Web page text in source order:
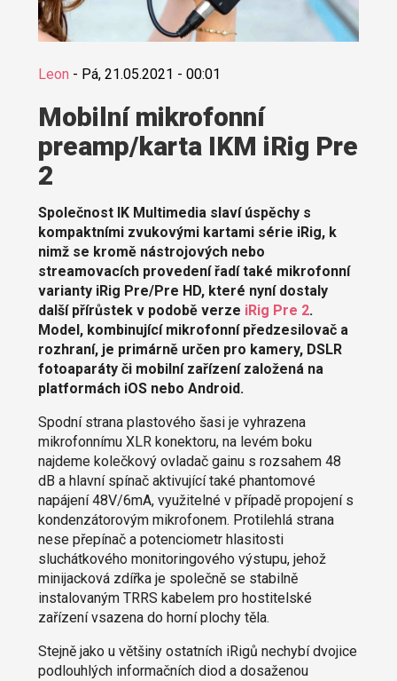
Leon - Pá, 21.05.2021 - 00:01
Mobilní mikrofonní
preamp/karta IKM iRig Pre
2
Společnost IK Multimedia slaví úspěchy s
kompaktními zvukovými kartami série iRig, k
nimž se kromě nástrojových nebo
streamovacích provedení řadí také mikrofonní
varianty iRig Pre/Pre HD, které nyní dostaly
další přírůstek v podobě verze iRig Pre 2.
Model, kombinující mikrofonní předzesilovač a
rozhraní, je primárně určen pro kamery, DSLR
fotoaparáty či mobilní zařízení založená na
platformách iOS nebo Android.
Spodní strana plastového šasi je vyhrazena
mikrofonnímu XLR konektoru, na levém boku
najdeme kolečkový ovladač gainu s rozsahem 48
dB a hlavní spínač aktivující také phantomové
napájení 48V/6mA, využitelné v případě propojení s
kondenzátorovým mikrofonem. Protilehlá strana
nese přepínač a potenciometr hlasitosti
sluchátkového monitoringového výstupu, jehož
minijacková zdířka je společně se stabilně
instalovaným TRRS kabelem pro hostitelské
zařízení vsazena do horní plochy těla.
Stejně jako u většiny ostatních iRigů nechybí dvojice
podlouhlých informačních diod a dosaženou